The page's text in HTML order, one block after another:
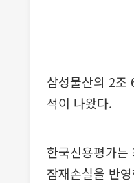
삼성물산의 2조
석이 나왔다.
한국신용평가
잠재손실을 반